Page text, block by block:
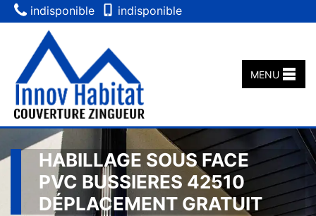
indisponible indisponible
MENU
HABILLAGE SOUS FACE
PVC BUSSIERES 42510
DÉPLACEMENT GRATUIT